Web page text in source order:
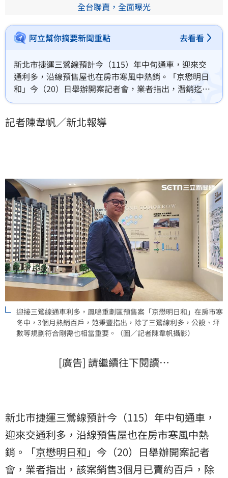
全台聯賣，全面曝光
阿立幫你摘要新聞重點 去看看
新北市捷運三鶯線預計今（115）年中旬通車，迎來交
通利多，沿線預售屋也在房市寒風中熱銷。「京懋明日
和」今（20）日舉辦開案記者會，業者指出，潛銷迄今
已銷售約百戶，除捷運三鶯線利多外，更關鍵的是京懋
記者陳韋帆／新北報導
迎接三鶯線通車利多，鳳鳴重劃區預售案「京懋明日和」在房市寒
冬中，3個月熱銷百戶，范秉豐指出，除了三鶯線利多，公設、坪
數等規劃符合剛需也相當重要。（圖／記者陳韋帆攝影）
[廣告] 請繼續往下閱讀…
新北市捷運三鶯線預計今（115）年中旬通車，
迎來交通利多，沿線預售屋也在房市寒風中熱
銷。「京懋明日和 」今（20）日舉辦開案記者
會，業者指出，該案銷售3個月已賣約百戶，除